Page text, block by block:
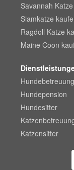
Savannah
Siamkatze
Ragdoll Katze
Maine Coon
Hundebetreuung
Hundepension
Hundesitter
Katzensitter